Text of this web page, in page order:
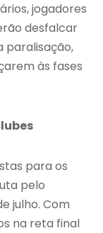
jogadores
desfalcar
paralisação,
às fases
para os
pelo
julho. Com
na reta final